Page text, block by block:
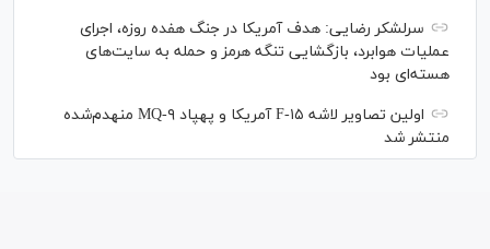
سرلشکر رضایی: هدف آمریکا در جنگ هفده روزه، اجرای
عملیات هوابرد، بازگشایی تنگه هرمز و حمله به سایت‌های
هسته‌ای بود
اولین تصاویر لاشه F-۱۵ آمریکا و پهپاد MQ-۹ منهدم‌شده
منتشر شد